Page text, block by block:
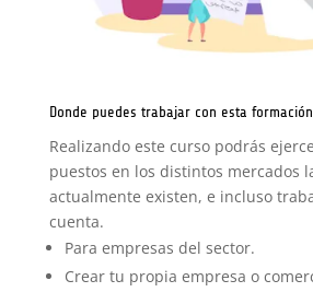
Donde puedes trabajar con esta formación
Realizando este curso podrás
puestos en los distintos mercados
actualmente existen, e incluso
cuenta.
Para empresas del sector.
Crear tu propia empresa o